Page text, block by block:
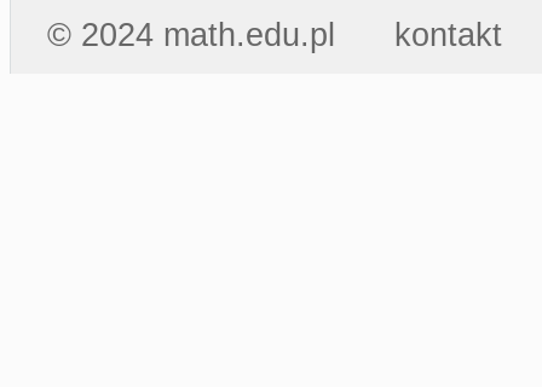
© 2024 math.edu.pl kontakt